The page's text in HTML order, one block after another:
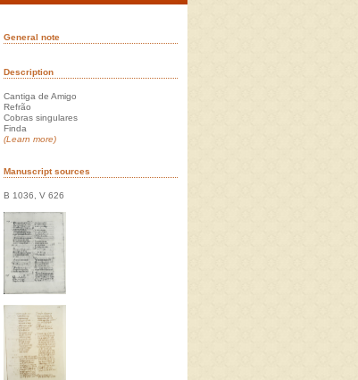
General note
Description
Cantiga de Amigo
Refrão
Cobras singulares
Finda
(Learn more)
Manuscript sources
B 1036, V 626